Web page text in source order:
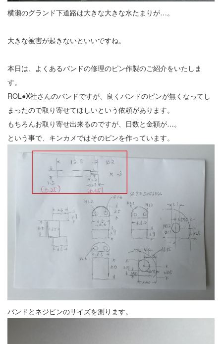
横瀬のグランド下道路は大きな大きな水たまりが…。
大きな被害が起きないといいですね。
本日は、よくあるバンドの修理のピン作製のご紹介をいたしま
す。
ROL●X社さんのバンドですが、良くバンドのピンが無くなってし
まったので取り寄せてほしいという依頼があります。
もちろんお取り寄せ出来るのですが、日数と金額が…。
という事で、キンカメではそのピンを作っています。
バンドとネジピンのサイズを測ります。